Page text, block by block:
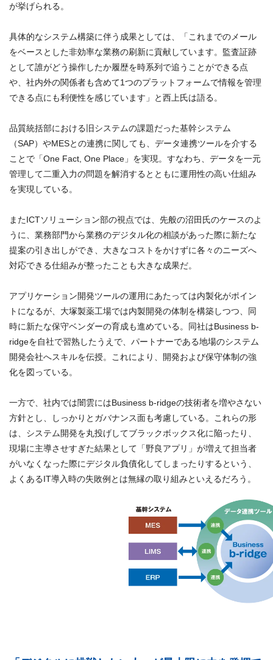
が挙げられる。
具体的なシステム構築に伴う成果としては、「これまでのメール
をベースとした非効率な業務の刷新に貢献しています。監査証跡
として誰がどう操作したか履歴を時系列で追うことができる点
や、社内外の関係者も含めて1つのプラットフォームで情報を管理
できる点にも利便性を感じています」と西上氏は語る。
品質統括部における旧システムの課題だった基幹システム
（SAP）やMESとの連携に関しても、データ連携ツールを介する
ことで「One Fact, One Place」を実現。すなわち、データを一元
管理して二重入力の問題を解消するとともに運用性の高い仕組み
を実現している。
またICTソリューション部の視点では、先般の沼田氏のケースのよ
うに、業務部門から業務のデジタル化の相談があった際に新たな
提案の引き出しができ、大きなコストをかけずに各々のニーズへ
対応できる仕組みが整ったことも大きな成果だ。
アプリケーション開発ツールの運用にあたっては内製化がポイン
トになるが、大塚製薬工場では内製開発の体制を構築しつつ、同
時に新たな保守ベンダーの育成も進めている。同社はBusiness b-
ridgeを自社で習熟したうえで、パートナーである地場のシステム
開発会社へスキルを伝授。これにより、開発および保守体制の強
化を図っている。
一方で、社内では闇雲にはBusiness b-ridgeの技術者を増やさない
方針とし、しっかりとガバナンス面も考慮している。これらの形
は、システム開発を丸投げしてブラックボックス化に陥ったり、
現場に主導させすぎた結果として「野良アプリ」が増えて担当者
がいなくなった際にデジタル負債化してしまったりするという、
よくあるIT導入時の失敗例とは無縁の取り組みといえるだろう。